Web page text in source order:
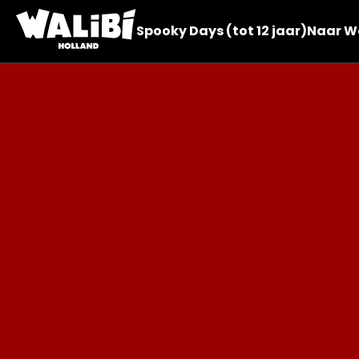
Spooky Days (tot 12 jaar)Naar